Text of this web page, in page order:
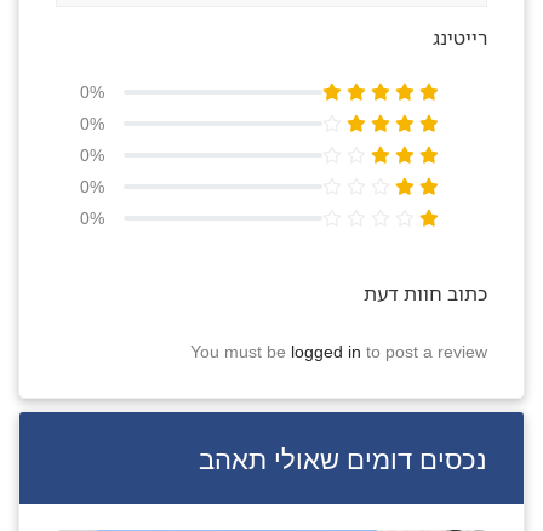
רייטינג
0%
0%
0%
0%
0%
כתוב חוות דעת
You must be logged in to post a review
נכסים דומים שאולי תאהב